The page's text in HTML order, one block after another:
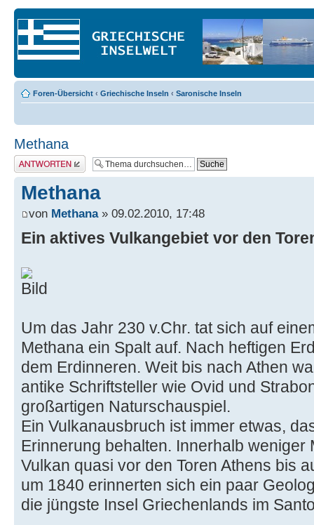
Foren-Übersicht ‹ Griechische Inseln ‹ Saronische Inseln
Methana
Antwort erstellen
Methana
von Methana» 09.02.2010, 17:48
Ein aktives Vulkangebiet vor den
Um das Jahr 230 v.Chr. tat sich auf
Methana ein Spalt auf. Nach heftigen
dem Erdinneren. Weit bis nach Athen
antike Schriftsteller wie Ovid und
großartigen Naturschauspiel.
Ein Vulkanausbruch ist immer etwas,
Erinnerung behalten. Innerhalb weniger
Vulkan quasi vor den Toren Athens bis
um 1840 erinnerten sich ein paar
die jüngste Insel Griechenlands im